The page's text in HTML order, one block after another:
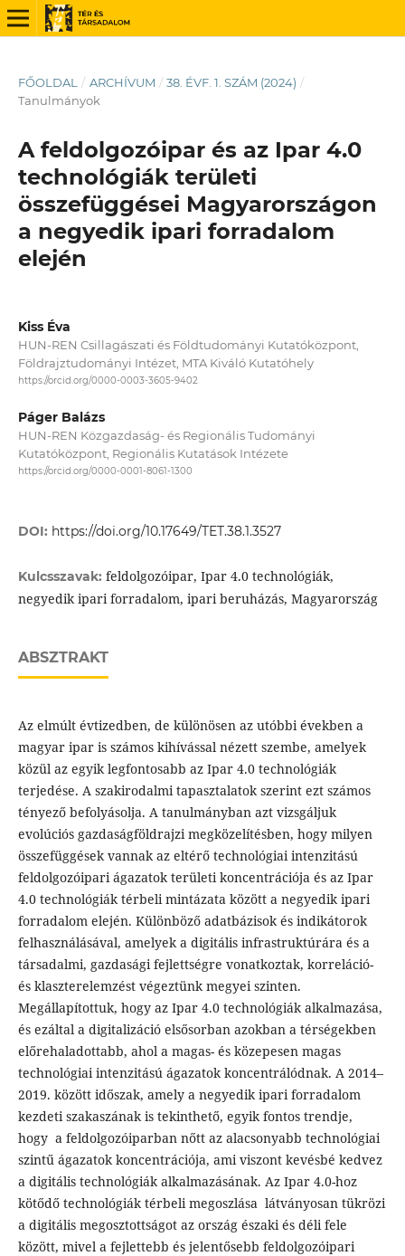
FŐOLDAL / ARCHÍVUM / 38. ÉVF. 1. SZÁM (2024) /
Tanulmányok
A feldolgozóipar és az Ipar 4.0
technológiák területi
összefüggései Magyarországon
a negyedik ipari forradalom
elején
Kiss Éva
HUN-REN Csillagászati és Földtudományi Kutatóközpont,
Földrajztudományi Intézet, MTA Kiváló Kutatóhely
https://orcid.org/0000-0003-3605-9402
Páger Balázs
HUN-REN Közgazdaság- és Regionális Tudományi
Kutatóközpont, Regionális Kutatások Intézete
https://orcid.org/0000-0001-8061-1300
DOI: https://doi.org/10.17649/TET.38.1.3527
Kulcsszavak: feldolgozóipar, Ipar 4.0 technológiák,
negyedik ipari forradalom, ipari beruházás, Magyarország
ABSZTRAKT
Az elmúlt évtizedben, de különösen az utóbbi években a
magyar ipar is számos kihívással nézett szembe, amelyek
közül az egyik legfontosabb az Ipar 4.0 technológiák
terjedése. A szakirodalmi tapasztalatok szerint ezt számos
tényező befolyásolja. A tanulmányban azt vizsgáljuk
evolúciós gazdaságföldrajzi megközelítésben, hogy milyen
összefüggések vannak az eltérő technológiai intenzitású
feldolgozóipari ágazatok területi koncentrációja és az Ipar
4.0 technológiák térbeli mintázata között a negyedik ipari
forradalom elején. Különböző adatbázisok és indikátorok
felhasználásával, amelyek a digitális infrastruktúrára és a
társadalmi, gazdasági fejlettségre vonatkoztak, korreláció-
és klaszterelemzést végeztünk megyei szinten.
Megállapítottuk, hogy az Ipar 4.0 technológiák alkalmazása,
és ezáltal a digitalizáció elsősorban azokban a térségekben
előrehaladottabb, ahol a magas- és közepesen magas
technológiai intenzitású ágazatok koncentrálódnak. A 2014–
2019. között időszak, amely a negyedik ipari forradalom
kezdeti szakaszának is tekinthető, egyik fontos trendje,
hogy a feldolgozóiparban nőtt az alacsonyabb technológiai
szintű ágazatok koncentrációja, ami viszont kevésbé kedvez
a digitális technológiák alkalmazásának. Az Ipar 4.0-hoz
kötődő technológiák térbeli megoszlása látványosan tükrözi
a digitális megosztottságot az ország északi és déli fele
között, mivel a fejlettebb és jelentősebb feldolgozóipari